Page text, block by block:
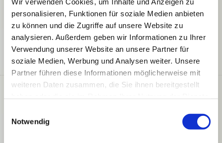
personalisieren, Funktionen für soziale Medien anbieten
zu können und die Zugriffe auf unsere Website zu
analysieren. Außerdem geben wir Informationen zu Ihrer
Verwendung unserer Website an unsere Partner für
soziale Medien, Werbung und Analysen weiter. Unsere
Partner führen diese Informationen möglicherweise mit
weiteren Daten zusammen, die Sie ihnen bereitgestellt
Notwendig
Auch bei Sanierungsarbeiten spielt die Farbgestaltung
eine große Rolle. Ob Innen- oder Außenbereich – wir
sorgen dafür, dass Ihre frisch sanierten Räume oder
Fassaden in den schönsten Farben erstrahlen und
perfekt zu Ihrem Stil passen.
Laminat- und Parkettverlegung
Im Rahmen von Sanierungen übernehmen wir auch die